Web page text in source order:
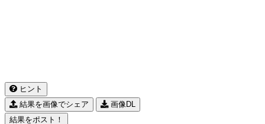
ヒント
結果を画像でシェア
画像DL
結果をポスト！